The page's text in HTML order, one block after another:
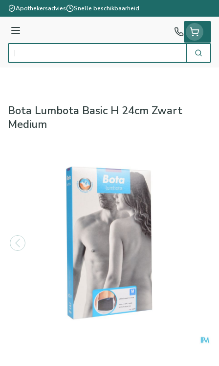
Ga naar de inhoud
Apothekersadvies Snelle beschikbaarheid
Menu
Product, merk, categorie... Zoek
Bota Lumbota Basic H 24cm Zwart
Medium